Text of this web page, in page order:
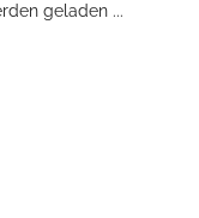
geladen ...